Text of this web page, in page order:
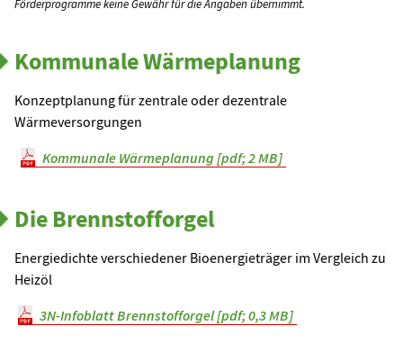
Förderprogramme keine Gewähr für die Angaben übernimmt.
Kommunale Wärmeplanung
Konzeptplanung für zentrale oder dezentrale
Wärmeversorgungen
Kommunale Wärmeplanung [pdf; 2 MB]
Die Brennstofforgel
Energiedichte verschiedener Bioenergieträger im Vergleich zu
Heizöl
3N-Infoblatt Brennstofforgel [pdf; 0,3 MB]